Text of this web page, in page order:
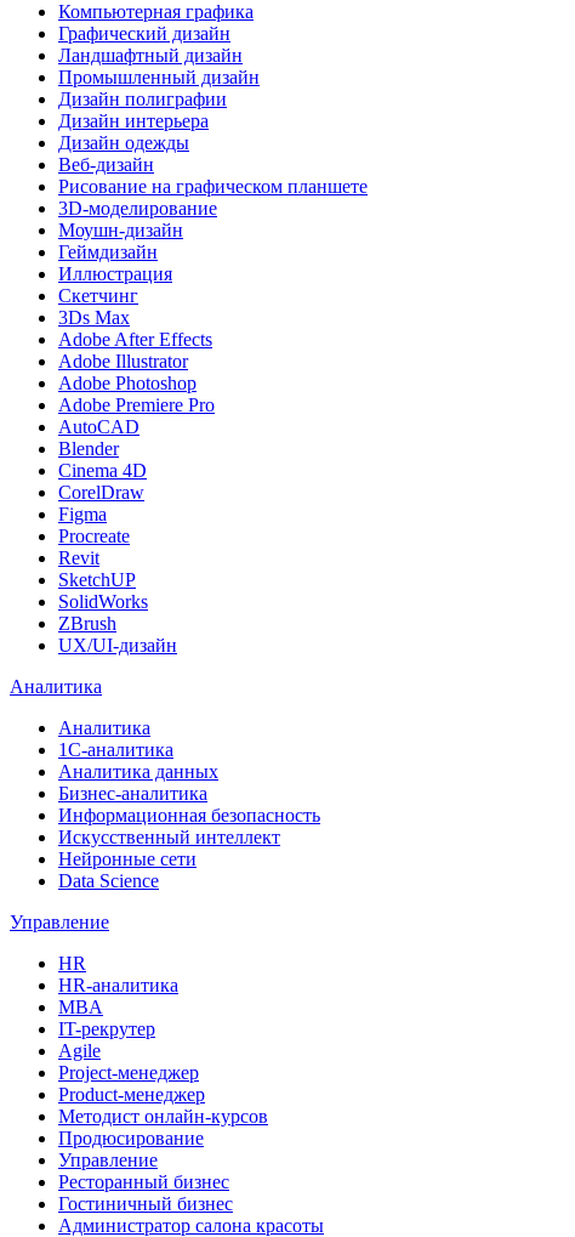
Компьютерная графика
Графический дизайн
Ландшафтный дизайн
Промышленный дизайн
Дизайн полиграфии
Дизайн интерьера
Дизайн одежды
Веб-дизайн
Рисование на графическом планшете
3D-моделирование
Моушн-дизайн
Геймдизайн
Иллюстрация
Скетчинг
3Ds Max
Adobe After Effects
Adobe Illustrator
Adobe Photoshop
Adobe Premiere Pro
AutoCAD
Blender
Cinema 4D
CorelDraw
Figma
Procreate
Revit
SketchUP
SolidWorks
ZBrush
UX/UI-дизайн
Аналитика
Аналитика
1С-аналитика
Аналитика данных
Бизнес-аналитика
Информационная безопасность
Искусственный интеллект
Нейронные сети
Data Science
Управление
HR
HR-аналитика
MBA
IT-рекрутер
Agile
Project-менеджер
Product-менеджер
Методист онлайн-курсов
Продюсирование
Управление
Ресторанный бизнес
Гостиничный бизнес
Администратор салона красоты